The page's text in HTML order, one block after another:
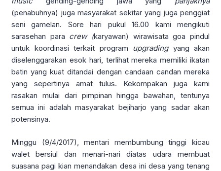
(penabuhnya) juga masyarakat sekitar yang juga penggiat
seni gamelan. Sore hari pukul 16.00 kami mengikuti
sarasehan para crew (karyawan) wirawisata goa pindul
untuk koordinasi terkait program upgrading yang akan
diselenggarakan esok hari, terlihat mereka memiliki ikatan
batin yang kuat ditandai dengan candaan candan mereka
yang sepertinya amat tulus. Kekompakan juga kami
rasakan mulai dari pimpinan hingga bawahan, tentunya
semua ini adalah masyarakat bejiharjo yang sadar akan
potensinya.
Minggu (9/4/2017), mentari membumbung tinggi kicau
walet bersiul dan menari-nari diatas udara membuat
suasana pagi kian menandakan desa ini desa yang tenang